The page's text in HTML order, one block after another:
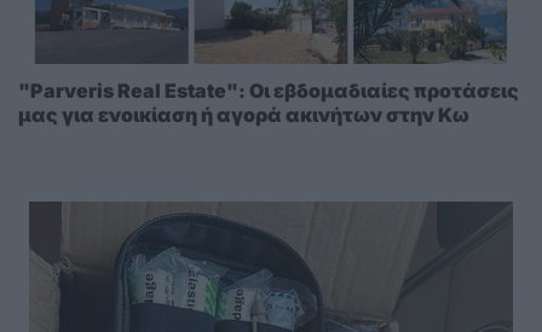
"Parveris Real Estate": Οι εβδομαδιαίες προτάσεις
μας για ενοικίαση ή αγορά ακινήτων στην Κω